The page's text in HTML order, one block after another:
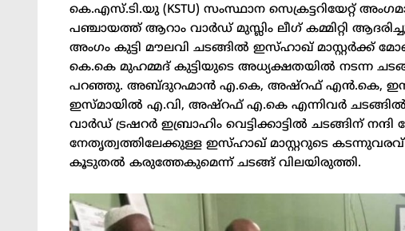
കെ.എസ്.ടി.യു (KSTU) സംസ്ഥാന സെക്രട്ടറിയേറ്റ്
പഞ്ചായത്ത് ആറാം വാർഡ് മുസ്ലിം ലീഗ് കമ്മിറ്റി
അംഗം കുട്ടി മൗലവി ചടങ്ങിൽ ഇസ്ഹാഖ് മാസ്റ്റർക്ക്
കെ.കെ മുഹമ്മദ് കുട്ടിയുടെ അധ്യക്ഷതയിൽ നടന്ന
പറഞ്ഞു. അബ്ദുറഹ്മാൻ എ.കെ, അഷ്റഫ് എൻ.കെ,
ഇസ്മായിൽ എ.വി, അഷ്റഫ് എ.കെ എന്നിവർ
വാർഡ് ട്രഷറർ ഇബ്രാഹിം വെട്ടിക്കാട്ടിൽ ചടങ്ങിന്
നേതൃത്വത്തിലേക്കുള്ള ഇസ്ഹാഖ് മാസ്റ്ററുടെ
കൂടുതൽ കരുത്തേകുമെന്ന് ചടങ്ങ് വിലയിരുത്തി.